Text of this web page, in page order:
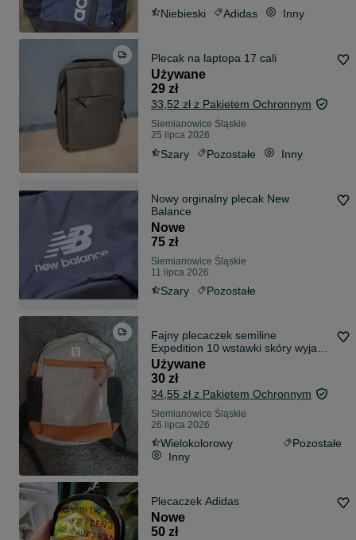
Niebieski Adidas Inny
Plecak na laptopa 17 cali
Używane
29 zł
33,52 zł z Pakietem Ochronnym
Siemianowice Śląskie
25 lipca 2026
Szary Pozostałe Inny
Nowy orginalny plecak New
Balance
Nowe
75 zł
Siemianowice Śląskie
11 lipca 2026
Szary Pozostałe
Fajny plecaczek semiline
Expedition 10 wstawki skóry wyjazd
szkola biwak
Używane
30 zł
34,55 zł z Pakietem Ochronnym
Siemianowice Śląskie
26 lipca 2026
Wielokolorowy
Pozostałe
Inny
Plecaczek Adidas
Nowe
50 zł